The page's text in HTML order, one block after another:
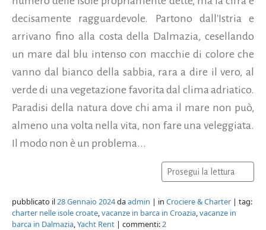
decisamente ragguardevole. Partono dall'Istria e
arrivano fino alla costa della Dalmazia, cesellando
un mare dal blu intenso con macchie di colore che
vanno dal bianco della sabbia, rara a dire il vero, al
verde di una vegetazione favorita dal clima adriatico.
Paradisi della natura dove chi ama il mare non può,
almeno una volta nella vita, non fare una veleggiata.
Il modo non è un problema...
Prosegui la lettura
pubblicato il28 Gennaio 2024daadmin | in Crociere & Charter | tag:
charter nelle isole croate,vacanze in barca in Croazia,vacanze in
barca in Dalmazia,Yacht Rent | commenti:2